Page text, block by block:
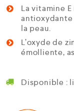
La vitamine
la peau.
L’oxyde de
émolliente,
Disponible :